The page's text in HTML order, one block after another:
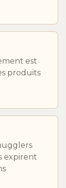
est
produits
expirent